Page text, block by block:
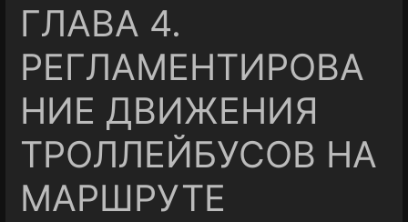
ГЛАВА 4.
РЕГЛАМЕНТИРОВА
НИЕ ДВИЖЕНИЯ
ТРОЛЛЕЙБУСОВ НА
МАРШРУТЕ